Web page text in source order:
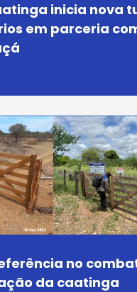
inicia nova
em parceria
no
da caatinga